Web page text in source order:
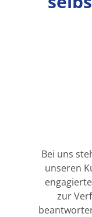
Bei uns
unseren
zur